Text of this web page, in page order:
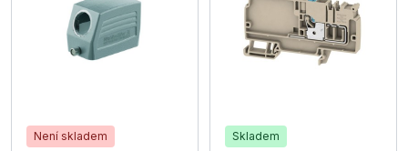
Není skladem Skladem